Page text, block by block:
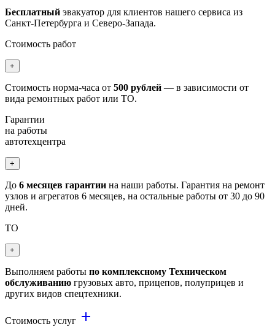
Бесплатный эвакуатор для клиентов нашего сервиса из
Санкт-Петербурга и Северо-Запада.
Стоимость работ
+
Стоимость норма-часа от 500 рублей — в зависимости от
вида ремонтных работ или ТО.
Гарантии
на работы
автотехцентра
+
До 6 месяцев гарантии на наши работы. Гарантия на ремонт
узлов и агрегатов 6 месяцев, на остальные работы от 30 до 90
дней.
ТО
+
Выполняем работы по комплексному Техническом
обслуживанию грузовых авто, прицепов, полуприцев и
других видов спецтехники.
Стоимость услуг add